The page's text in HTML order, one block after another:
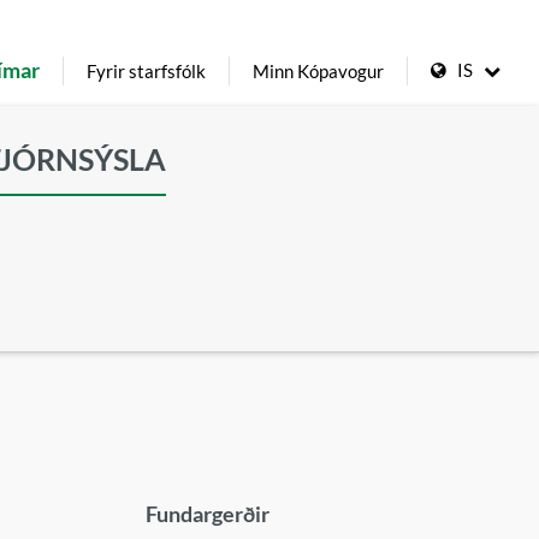
Fyrir starfsfólk Minn Kópavogur IS
Fundargerðir